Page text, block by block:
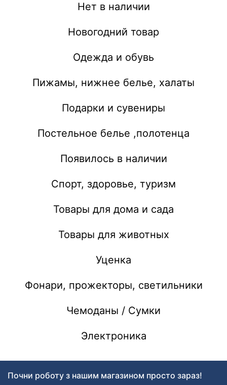
Нет в наличии
Новогодний товар
Одежда и обувь
Пижамы, нижнее белье, халаты
Подарки и сувениры
Постельное белье ,полотенца
Появилось в наличии
Спорт, здоровье, туризм
Товары для дома и сада
Товары для животных
Уценка
Фонари, прожекторы, светильники
Чемоданы / Сумки
Электроника
Почни роботу з нашим магазином просто зараз!